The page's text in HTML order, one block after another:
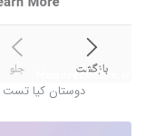
دوستان کیا